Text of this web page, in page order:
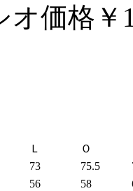
オ価格￥
Ｌ Ｏ
73 75.5
56 58